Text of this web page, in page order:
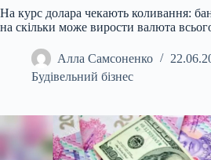
На курс долара чекають коливання:
на скільки може вирости валюта
Алла Самсоненко
Будівельний бізнес